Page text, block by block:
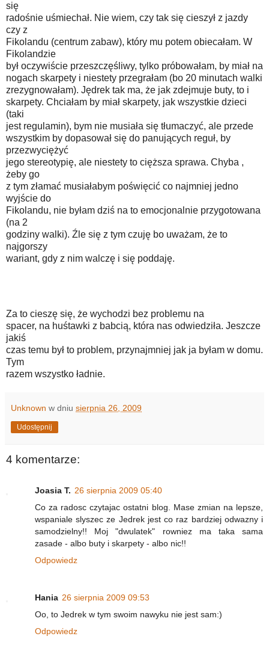
się
radośnie uśmiechał. Nie wiem, czy tak się cieszył z jazdy
czy z
Fikolandu (centrum zabaw), który mu potem obiecałam. W
Fikolandzie
był oczywiście przeszczęśliwy, tylko próbowałam, by miał na
nogach skarpety i niestety przegrałam (bo 20 minutach walki
zrezygnowałam). Jędrek tak ma, że jak zdejmuje buty, to i
skarpety. Chciałam by miał skarpety, jak wszystkie dzieci
(taki
jest regulamin), bym nie musiała się tłumaczyć, ale przede
wszystkim by dopasował się do panujących reguł, by
przezwyciężyć
jego stereotypię, ale niestety to cięższa sprawa. Chyba ,
żeby go
z tym złamać musiałabym poświęcić co najmniej jedno
wyjście do
Fikolandu, nie byłam dziś na to emocjonalnie przygotowana
(na 2
godziny walki). Źle się z tym czuję bo uważam, że to
najgorszy
wariant, gdy z nim walczę i się poddaję.
Za to cieszę się, że wychodzi bez problemu na
spacer, na huśtawki z babcią, która nas odwiedziła. Jeszcze
jakiś
czas temu był to problem, przynajmniej jak ja byłam w domu.
Tym
razem wszystko ładnie.
Unknown w dniu sierpnia 26, 2009
Udostępnij
4 komentarze:
Joasia T. 26 sierpnia 2009 05:40
Co za radosc czytajac ostatni blog. Mase zmian na lepsze,
wspaniale slyszec ze Jedrek jest co raz bardziej odwazny i
samodzielny!! Moj "dwulatek" rowniez ma taka sama
zasade - albo buty i skarpety - albo nic!!
Odpowiedz
Hania 26 sierpnia 2009 09:53
Oo, to Jedrek w tym swoim nawyku nie jest sam:)
Odpowiedz